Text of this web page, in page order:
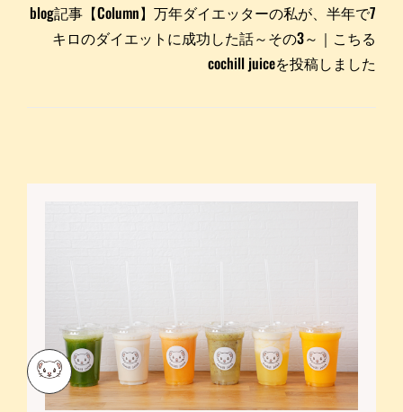
blog記事【Column】万年ダイエッターの私が、半年で7
キロのダイエットに成功した話～その3～｜こちる
cochill juiceを投稿しました